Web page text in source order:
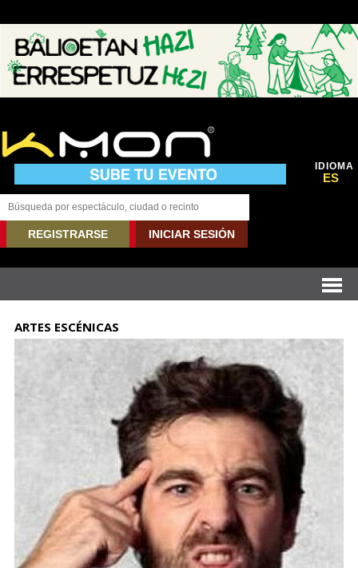
IDIOMA
ES
REGISTRARSE INICIAR SESIÓN
ARTES ESCÉNICAS